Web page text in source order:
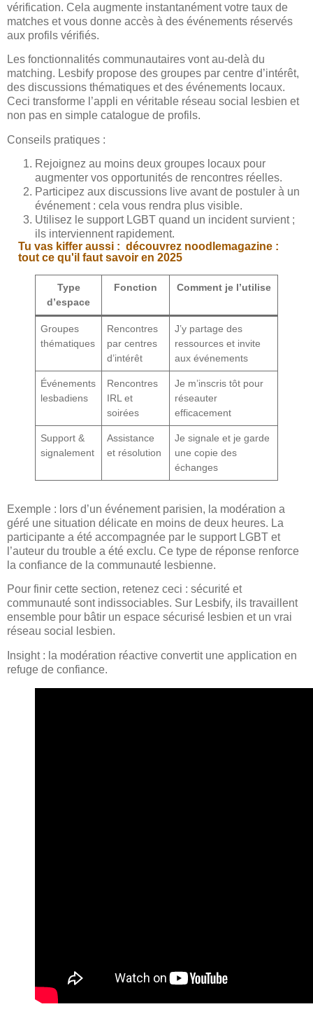
vérification. Cela augmente instantanément votre taux de
matches et vous donne accès à des événements réservés
aux profils vérifiés.
Les fonctionnalités communautaires vont au-delà du
matching. Lesbify propose des groupes par centre d’intérêt,
des discussions thématiques et des événements locaux.
Ceci transforme l’appli en véritable réseau social lesbien et
non pas en simple catalogue de profils.
Conseils pratiques :
Rejoignez au moins deux groupes locaux pour
augmenter vos opportunités de rencontres réelles.
Participez aux discussions live avant de postuler à un
événement : cela vous rendra plus visible.
Utilisez le support LGBT quand un incident survient ;
ils interviennent rapidement.
Tu vas kiffer aussi : découvrez noodlemagazine :
tout ce qu'il faut savoir en 2025
Type
d’espace
Fonction Comment je l’utilise
Groupes
thématiques
Rencontres
par centres
d’intérêt
J’y partage des
ressources et invite
aux événements
Événements
lesbadiens
Rencontres
IRL et
soirées
Je m’inscris tôt pour
réseauter
efficacement
Support &
signalement
Assistance
et résolution
Je signale et je garde
une copie des
échanges
Exemple : lors d’un événement parisien, la modération a
géré une situation délicate en moins de deux heures. La
participante a été accompagnée par le support LGBT et
l’auteur du trouble a été exclu. Ce type de réponse renforce
la confiance de la communauté lesbienne.
Pour finir cette section, retenez ceci : sécurité et
communauté sont indissociables. Sur Lesbify, ils travaillent
ensemble pour bâtir un espace sécurisé lesbien et un vrai
réseau social lesbien.
Insight : la modération réactive convertit une application en
refuge de confiance.